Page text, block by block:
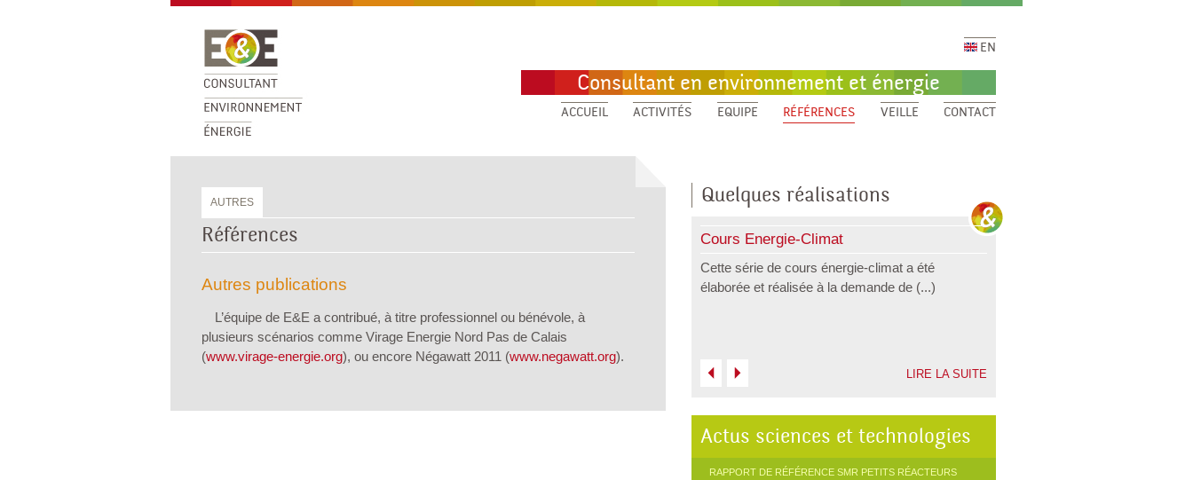
Consultant en environnement et énergie
EN
ACCUEIL ACTIVITÉS EQUIPE RÉFÉRENCES VEILLE CONTACT
AUTRES
Références
Autres publications
L’équipe de E&E a contribué, à titre professionnel ou bénévole, à
plusieurs scénarios comme Virage Energie Nord Pas de Calais
(www.virage-energie.org), ou encore Négawatt 2011 (www.negawatt.org).
Quelques réalisations
Cours Energie-Climat
Cette série de cours énergie-climat a été
élaborée et réalisée à la demande de (...)
LIRE LA SUITE
Parcs et Zones d’Activité : le
Actus sciences et technologies
RAPPORT DE RÉFÉRENCE SMR PETITS RÉACTEURS